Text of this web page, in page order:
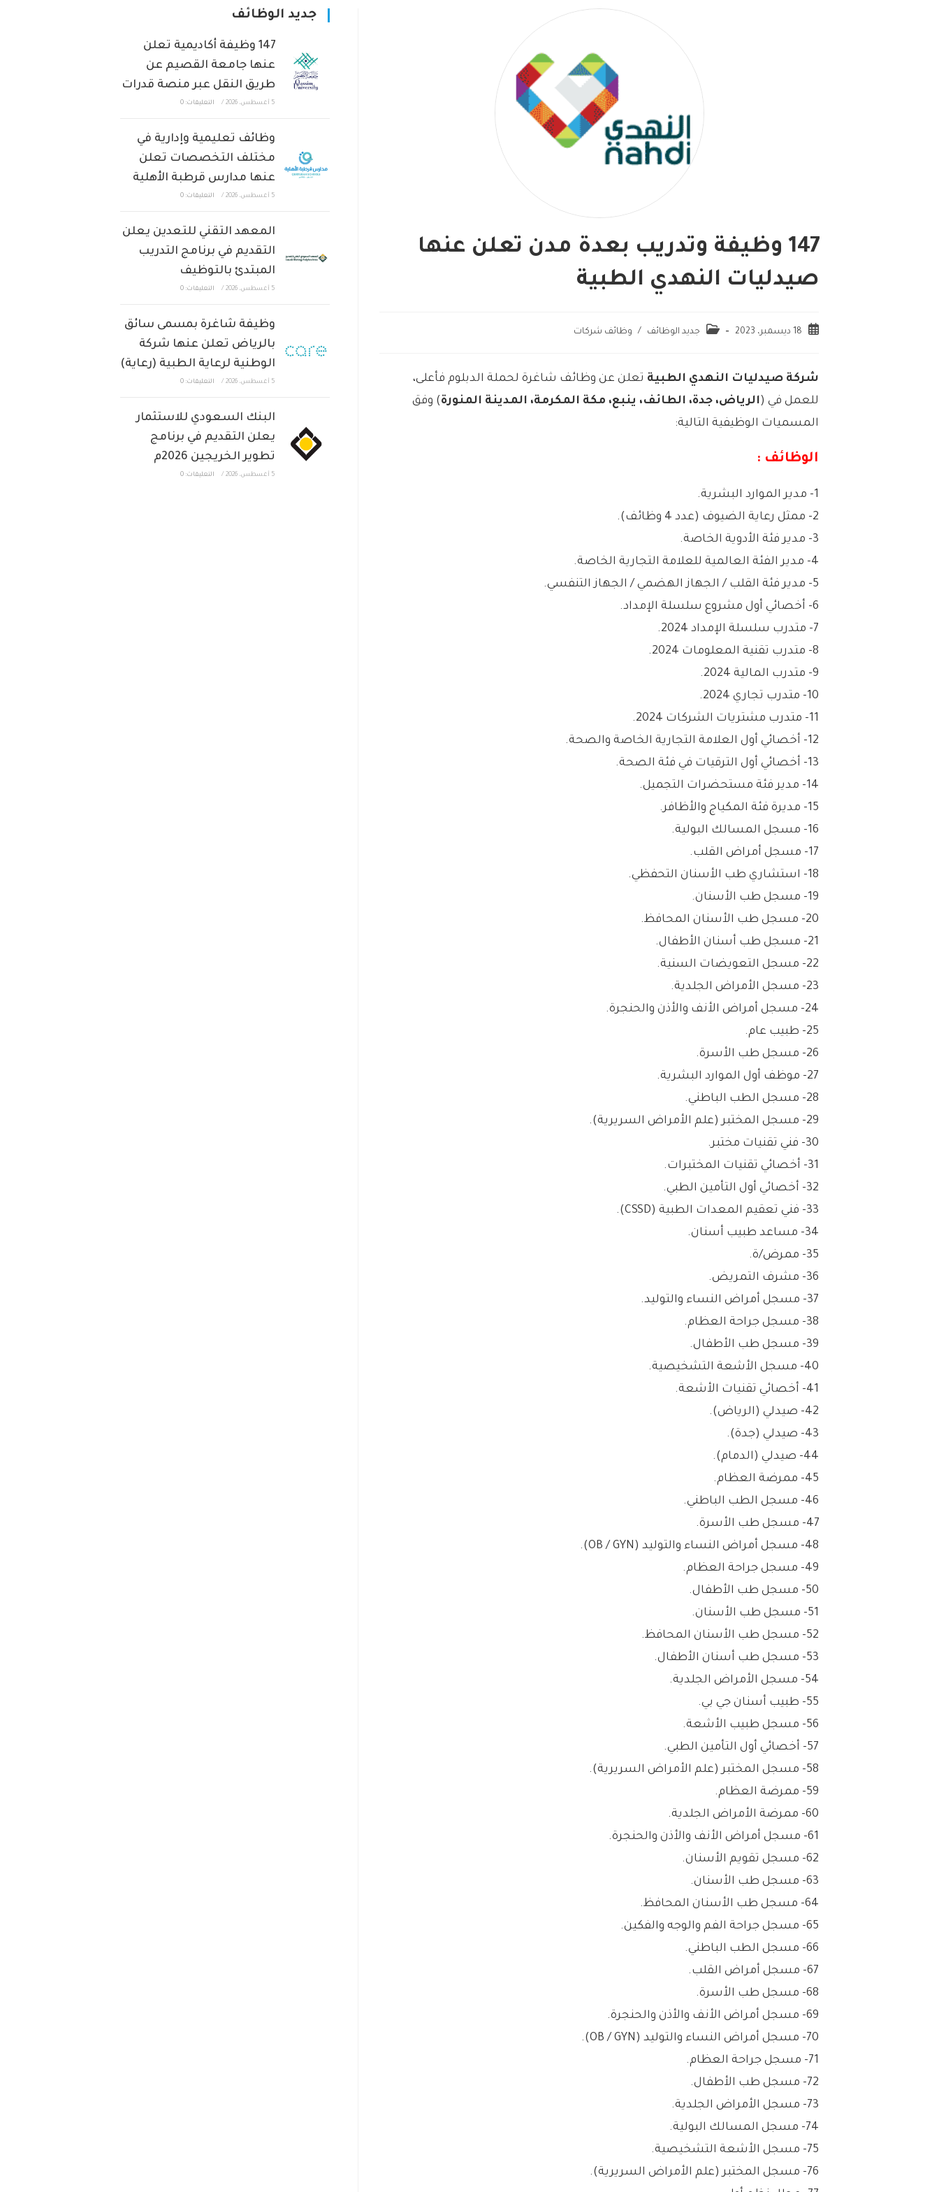
147 وظيفة وتدريب بعدة مدن تعلن عنها
صيدليات النهدي الطبية
18 ديسمبر، 2023 جديد الوظائف / وظائف شركات
شركة صيدليات النهدي الطبية تعلن عن وظائف شاغرة لحملة الدبلوم فأعلى،
للعمل في (الرياض، جدة، الطائف، ينبع، مكة المكرمة، المدينة المنورة) وفق
المسميات الوظيفية التالية:
الوظائف :
1- مدير الموارد البشرية.
2- ممثل رعاية الضيوف (عدد 4 وظائف).
3- مدير فئة الأدوية الخاصة.
4- مدير الفئة العالمية للعلامة التجارية الخاصة.
5- مدير فئة القلب / الجهاز الهضمي / الجهاز التنفسي.
6- أخصائي أول مشروع سلسلة الإمداد.
7- متدرب سلسلة الإمداد 2024.
8- متدرب تقنية المعلومات 2024.
9- متدرب المالية 2024.
10- متدرب تجاري 2024.
11- متدرب مشتريات الشركات 2024.
12- أخصائي أول العلامة التجارية الخاصة والصحة.
13- أخصائي أول الترقيات في فئة الصحة.
14- مدير فئة مستحضرات التجميل.
15- مديرة فئة المكياج والأظافر.
16- مسجل المسالك البولية.
17- مسجل أمراض القلب.
18- استشاري طب الأسنان التحفظي.
19- مسجل طب الأسنان.
20- مسجل طب الأسنان المحافظ.
21- مسجل طب أسنان الأطفال.
22- مسجل التعويضات السنية.
23- مسجل الأمراض الجلدية.
24- مسجل أمراض الأنف والأذن والحنجرة.
25- طبيب عام.
26- مسجل طب الأسرة.
27- موظف أول الموارد البشرية.
28- مسجل الطب الباطني.
29- مسجل المختبر (علم الأمراض السريرية).
30- فني تقنيات مختبر.
31- أخصائي تقنيات المختبرات.
32- أخصائي أول التأمين الطبي.
33- فني تعقيم المعدات الطبية (CSSD).
34- مساعد طبيب أسنان.
35- ممرض/ة.
36- مشرف التمريض.
37- مسجل أمراض النساء والتوليد.
38- مسجل جراحة العظام.
39- مسجل طب الأطفال.
40- مسجل الأشعة التشخيصية.
41- أخصائي تقنيات الأشعة.
42- صيدلي (الرياض).
43- صيدلي (جدة).
44- صيدلي (الدمام).
45- ممرضة العظام.
46- مسجل الطب الباطني.
47- مسجل طب الأسرة.
48- مسجل أمراض النساء والتوليد (OB / GYN).
49- مسجل جراحة العظام.
50- مسجل طب الأطفال.
51- مسجل طب الأسنان.
52- مسجل طب الأسنان المحافظ.
53- مسجل طب أسنان الأطفال.
54- مسجل الأمراض الجلدية.
55- طبيب أسنان جي بي.
56- مسجل طبيب الأشعة.
57- أخصائي أول التأمين الطبي.
58- مسجل المختبر (علم الأمراض السريرية).
59- ممرضة العظام.
60- ممرضة الأمراض الجلدية.
61- مسجل أمراض الأنف والأذن والحنجرة.
62- مسجل تقويم الأسنان.
63- مسجل طب الأسنان.
64- مسجل طب الأسنان المحافظ.
65- مسجل جراحة الفم والوجه والفكين.
66- مسجل الطب الباطني.
67- مسجل أمراض القلب.
68- مسجل طب الأسرة.
69- مسجل أمراض الأنف والأذن والحنجرة.
70- مسجل أمراض النساء والتوليد (OB / GYN).
71- مسجل جراحة العظام.
72- مسجل طب الأطفال.
73- مسجل الأمراض الجلدية.
74- مسجل المسالك البولية.
75- مسجل الأشعة التشخيصية.
76- مسجل المختبر (علم الأمراض السريرية).
جديد الوظائف
147 وظيفة أكاديمية تعلن
عنها جامعة القصيم عن
طريق النقل عبر منصة قدرات
5 أغسطس، 2026 / التعليقات: 0
وظائف تعليمية وإدارية في
مختلف التخصصات تعلن
عنها مدارس قرطبة الأهلية
5 أغسطس، 2026 / التعليقات: 0
المعهد التقني للتعدين يعلن
التقديم في برنامج التدريب
المبتدئ بالتوظيف
5 أغسطس، 2026 / التعليقات: 0
وظيفة شاغرة بمسمى سائق
بالرياض تعلن عنها شركة
الوطنية لرعاية الطبية (رعاية)
5 أغسطس، 2026 / التعليقات: 0
البنك السعودي للاستثمار
يعلن التقديم في برنامج
تطوير الخريجين 2026م
5 أغسطس، 2026 / التعليقات: 0